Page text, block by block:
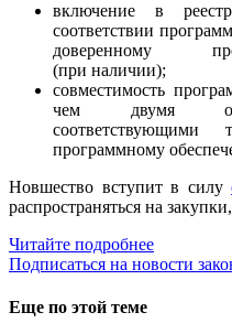
включение в
соответствии
доверенному
(при наличии);
совместимость
чем двумя
соответствующими
программному
Новшество вступит в силу
распространяться на
Читайте подробнее
Подписаться на новости
Еще по этой теме